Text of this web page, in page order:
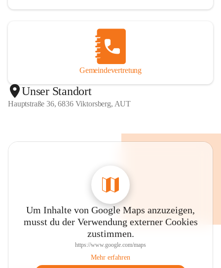
Gemeindevertretung
Unser Standort
Hauptstraße 36, 6836 Viktorsberg, AUT
Um Inhalte von Google Maps anzuzeigen,
musst du der Verwendung externer Cookies
zustimmen.
https://www.google.com/maps
Mehr erfahren